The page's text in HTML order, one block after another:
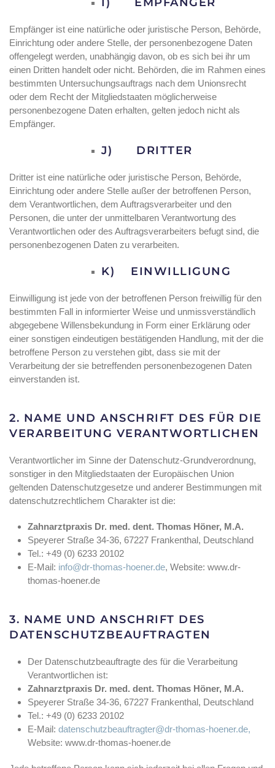
I) EMPFÄNGER
Empfänger ist eine natürliche oder juristische Person, Behörde,
Einrichtung oder andere Stelle, der personenbezogene Daten
offengelegt werden, unabhängig davon, ob es sich bei ihr um
einen Dritten handelt oder nicht. Behörden, die im Rahmen eines
bestimmten Untersuchungsauftrags nach dem Unionsrecht
oder dem Recht der Mitgliedstaaten möglicherweise
personenbezogene Daten erhalten, gelten jedoch nicht als
Empfänger.
J) DRITTER
Dritter ist eine natürliche oder juristische Person, Behörde,
Einrichtung oder andere Stelle außer der betroffenen Person,
dem Verantwortlichen, dem Auftragsverarbeiter und den
Personen, die unter der unmittelbaren Verantwortung des
Verantwortlichen oder des Auftragsverarbeiters befugt sind, die
personenbezogenen Daten zu verarbeiten.
K) EINWILLIGUNG
Einwilligung ist jede von der betroffenen Person freiwillig für den
bestimmten Fall in informierter Weise und unmissverständlich
abgegebene Willensbekundung in Form einer Erklärung oder
einer sonstigen eindeutigen bestätigenden Handlung, mit der die
betroffene Person zu verstehen gibt, dass sie mit der
Verarbeitung der sie betreffenden personenbezogenen Daten
einverstanden ist.
2. NAME UND ANSCHRIFT DES FÜR DIE
VERARBEITUNG VERANTWORTLICHEN
Verantwortlicher im Sinne der Datenschutz-Grundverordnung,
sonstiger in den Mitgliedstaaten der Europäischen Union
geltenden Datenschutzgesetze und anderer Bestimmungen mit
datenschutzrechtlichem Charakter ist die:
Zahnarztpraxis Dr. med. dent. Thomas Höner, M.A.
Speyerer Straße 34-36, 67227 Frankenthal, Deutschland
Tel.: +49 (0) 6233 20102
E-Mail: info@dr-thomas-hoener.de, Website: www.dr-
thomas-hoener.de
3. NAME UND ANSCHRIFT DES
DATENSCHUTZBEAUFTRAGTEN
Der Datenschutzbeauftragte des für die Verarbeitung
Verantwortlichen ist:
Zahnarztpraxis Dr. med. dent. Thomas Höner, M.A.
Speyerer Straße 34-36, 67227 Frankenthal, Deutschland
Tel.: +49 (0) 6233 20102
E-Mail: datenschutzbeauftragter@dr-thomas-hoener.de,
Website: www.dr-thomas-hoener.de